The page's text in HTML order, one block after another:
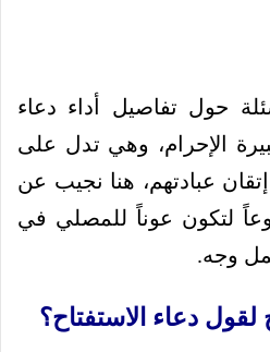
حول تفاصيل أداء دعاء
الإحرام، وهي تدل على
عبادتهم، هنا نجيب عن
لتكون عوناً للمصلي في
وجه.
دعاء الاستفتاح؟